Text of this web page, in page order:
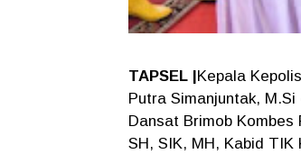
TAPSEL |
Kepala
Putra Simanjuntak,
Dansat Brimob Kombes
SH, SIK, MH, Kabid TIK